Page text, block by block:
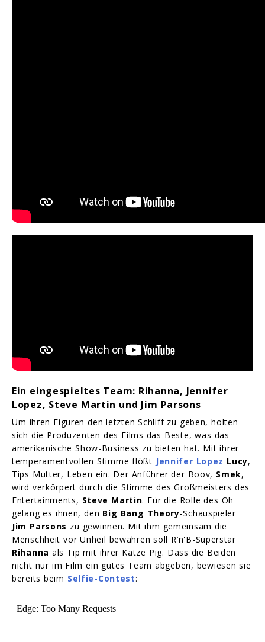
Ein eingespieltes Team: Rihanna, Jennifer
Lopez, Steve Martin und Jim Parsons
Um ihren Figuren den letzten Schliff zu geben, holten
sich die Produzenten des Films das Beste, was das
amerikanische Show-Business zu bieten hat. Mit ihrer
temperamentvollen Stimme flößt Jennifer Lopez Lucy,
Tips Mutter, Leben ein. Der Anführer der Boov, Smek,
wird verkörpert durch die Stimme des Großmeisters des
Entertainments, Steve Martin. Für die Rolle des Oh
gelang es ihnen, den Big Bang Theory-Schauspieler
Jim Parsons zu gewinnen. Mit ihm gemeinsam die
Menschheit vor Unheil bewahren soll R’n'B-Superstar
Rihanna als Tip mit ihrer Katze Pig. Dass die Beiden
nicht nur im Film ein gutes Team abgeben, bewiesen sie
bereits beim Selfie-Contest: